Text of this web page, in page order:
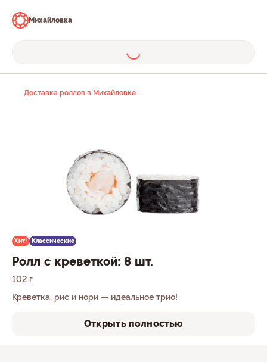
Михайловка
Доставка роллов в Михайловке
Хит! Классические
Ролл с креветкой: 8 шт.
102 г
Креветка, рис и нори — идеальное трио!
Открыть полностью